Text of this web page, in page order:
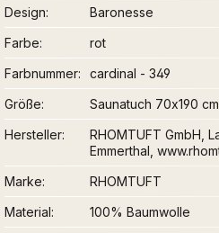
Design
Baronesse
Farbe
rot
Farbnummer
cardinal - 349
Größe
Saunatuch 70x190 cm
Hersteller
RHOMTUFT GmbH,
Emmerthal,
Marke
RHOMTUFT
Material
100% Baumwolle